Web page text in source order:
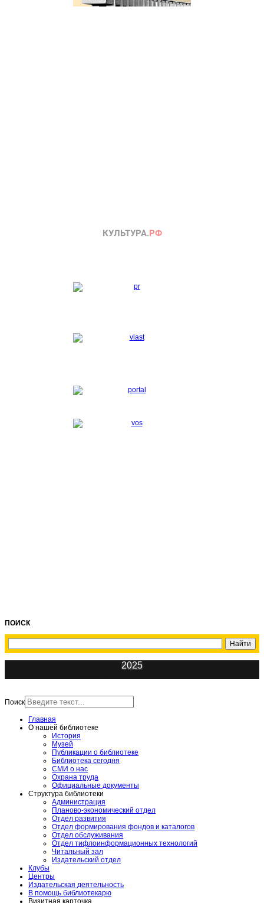
ПОИСК
2025
Поиск
Главная
О нашей библиотеке
История
Музей
Публикации о библиотеке
Библиотека сегодня
СМИ о нас
Охрана труда
Официальные документы
Структура библиотеки
Администрация
Планово-экономический отдел
Отдел развития
Отдел формирования фондов и каталогов
Отдел обслуживания
Отдел тифлоинформационных технологий
Читальный зал
Издательский отдел
Клубы
Центры
Издательская деятельность
В помощь библиотекарю
Визитная карточка